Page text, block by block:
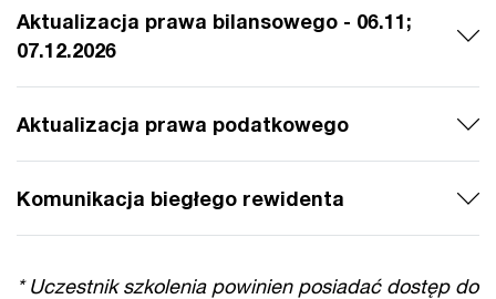
Aktualizacja prawa bilansowego - 06.11;
07.12.2026
Aktualizacja prawa podatkowego
Komunikacja biegłego rewidenta
* Uczestnik szkolenia powinien posiadać dostęp do